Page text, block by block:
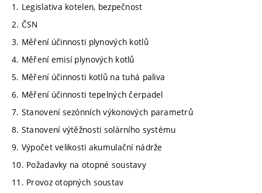
1. Legislativa kotelen, bezpečnost
2. ČSN
3. Měření účinnosti plynových kotlů
4. Měření emisí plynových kotlů
5. Měření účinnosti kotlů na tuhá paliva
6. Měření účinnosti tepelných čerpadel
7. Stanovení sezónních výkonových parametrů
8. Stanovení výtěžnosti solárního systému
9. Výpočet velikosti akumulační nádrže
10. Požadavky na otopné soustavy
11. Provoz otopných soustav